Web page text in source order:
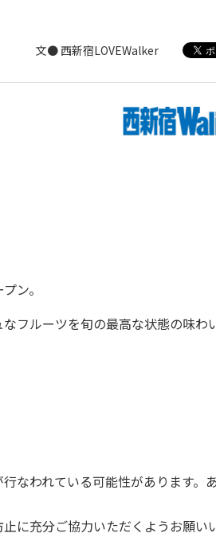
文● 西新宿LOVEWalker
ン。
フルーツを旬の最高な状態の味わ
なわれている可能性があります。
に充分ご協力いただくようお願い